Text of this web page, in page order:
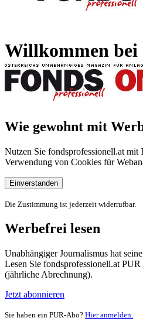
Willkommen bei
Wie gewohnt mit
Nutzen Sie fondsprofessionell.at mit
Verwendung von Cookies für
Einverstanden
Die Zustimmung ist jederzeit widerrufbar.
Werbefrei lesen
Unabhängiger Journalismus hat
Lesen Sie fondsprofessionell.at
(jährliche Abrechnung).
Jetzt abonnieren
Sie haben ein PUR-Abo? Hier anmelden.